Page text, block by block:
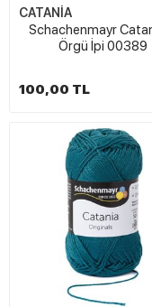
CATANİA
Schachenmayr
Örgü İpi 00389
100,00 TL